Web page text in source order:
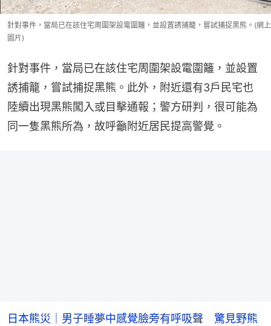
針對事件，當局已在該住宅周圍架設電圍籬，並設置誘捕籠，嘗試捕捉黑熊。(網上
圖片)
針對事件，當局已在該住宅周圍架設電圍籬，並設置
誘捕籠，嘗試捕捉黑熊。此外，附近還有3戶民宅也
陸續出現黑熊闖入或目擊通報；警方研判，很可能為
同一隻黑熊所為，故呼籲附近居民提高警覺。
日本熊災｜男子睡夢中感覺臉旁有呼吸聲 驚見野熊